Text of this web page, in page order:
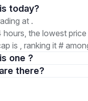
1. How much is today?
at .
the lowest
is , ranking it #
is one ?
3. How many are there?